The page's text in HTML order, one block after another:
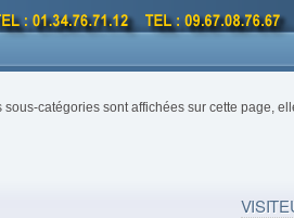
sous-catégories sont affichées sur cette page,